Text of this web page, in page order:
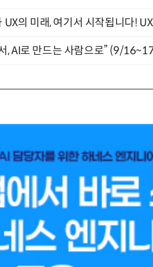
UX의 미래, 여기서 시작됩니다!
, AI로 만드는 사람으로” (9/